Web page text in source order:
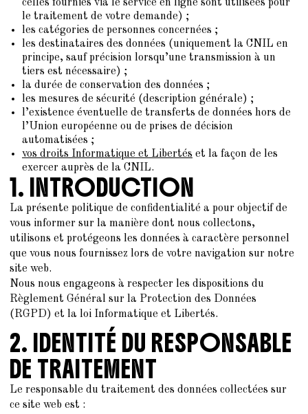
celles fournies via le service en ligne sont utilisées pour
le traitement de votre demande) ;
les catégories de personnes concernées ;
les destinataires des données (uniquement la CNIL en
principe, sauf précision lorsqu’une transmission à un
tiers est nécessaire) ;
la durée de conservation des données ;
les mesures de sécurité (description générale) ;
l’existence éventuelle de transferts de données hors de
l’Union européenne ou de prises de décision
automatisées ;
vos droits Informatique et Libertés et la façon de les
exercer auprès de la CNIL.
1. INTRODUCTION
La présente politique de confidentialité a pour objectif de
vous informer sur la manière dont nous collectons,
utilisons et protégeons les données à caractère personnel
que vous nous fournissez lors de votre navigation sur notre
site web.
Nous nous engageons à respecter les dispositions du
Règlement Général sur la Protection des Données
(RGPD) et la loi Informatique et Libertés.
2. IDENTITÉ DU RESPONSABLE
DE TRAITEMENT
Le responsable du traitement des données collectées sur
ce site web est :